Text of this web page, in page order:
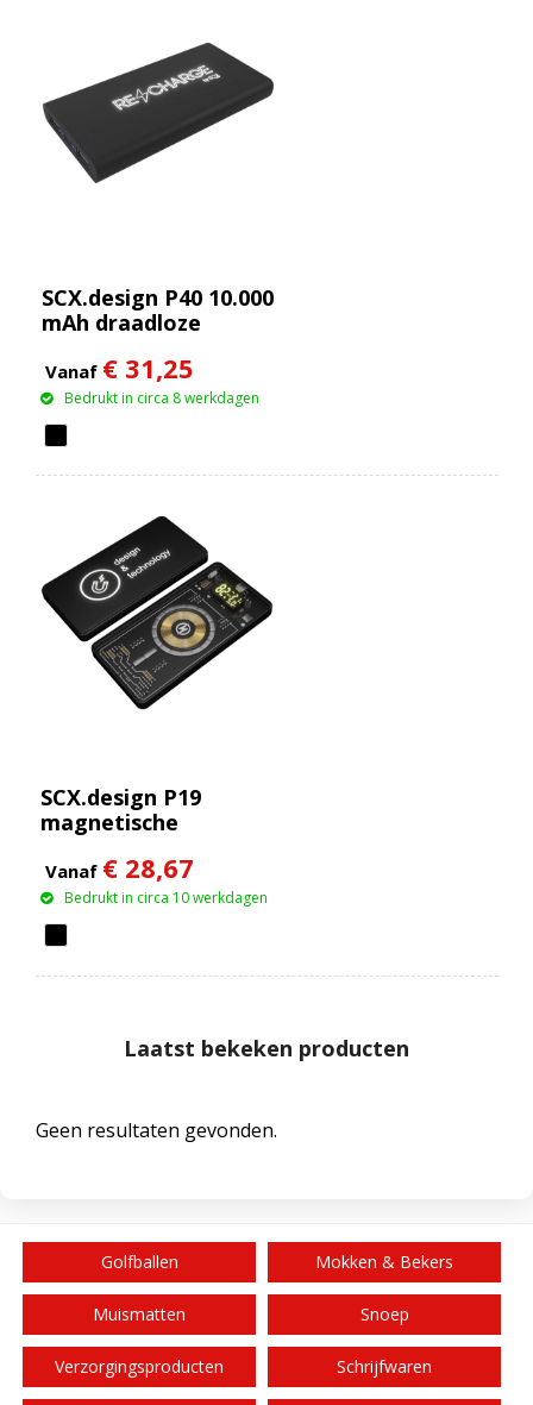
SCX.design P40 10.000
mAh draadloze
met oplichtend
Vanaf € 31,25
Bedrukt in circa 8 werkdagen
SCX.design P19
magnetische
van 5000 mAh 5 W
Vanaf € 28,67
Bedrukt in circa 10 werkdagen
Laatst bekeken producten
Geen resultaten gevonden.
Golfballen Mokken & Bekers
Muismatten Snoep
Verzorgingsproducten Schrijfwaren